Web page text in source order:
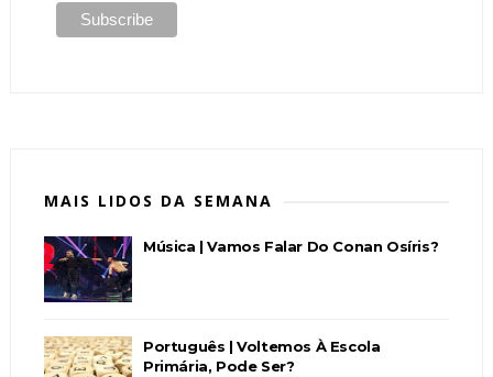
MAIS LIDOS DA SEMANA
Música | Vamos Falar Do Conan Osíris?
Português | Voltemos À Escola
Primária, Pode Ser?